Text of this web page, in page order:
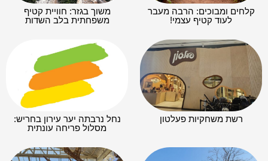
קלחים ומבוכים: הרבה מעבר
לעוד קטיף עצמי!
משוך בגזר: חוויית קטיף
משפחתית בלב השדות
רשת משחקיות פעלטון
נחל נרבתה יער עירון בחריש:
מסלול פריחה עונתית